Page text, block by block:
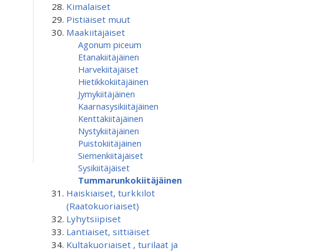
Kimalaiset
Pistiäiset muut
Maakiitäjäiset
Agonum piceum
Etanakiitäjäinen
Harvekiitäjäiset
Hietikkokiitäjäinen
Jymykiitäjäinen
Kaarnasysikiitäjäinen
Kenttäkiitäjäinen
Nystykiitäjäinen
Puistokiitäjäinen
Siemenkiitäjäiset
Sysikiitäjäiset
Tummarunkokiitäjäinen
Haiskiaiset, turkkilot
(Raatokuoriaiset)
Lyhytsiipiset
Lantiaiset, sittiäiset
Kultakuoriaiset , turilaat ja